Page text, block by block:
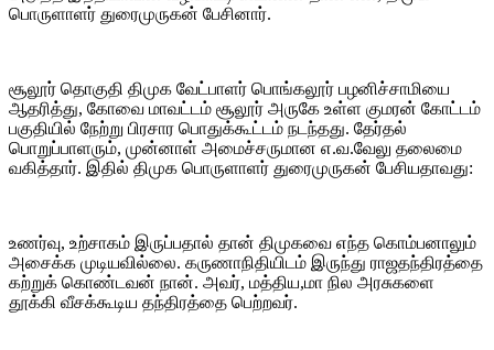
பொருளாளர் துரைமுருகன் பேசினார்.
சூலூர் தொகுதி திமுக வேட்பாளர் பொங்கலூர் பழனிச்சாமியை
ஆதரித்து, கோவை மாவட்டம் சூலூர் அருகே உள்ள குமரன் கோட்டம்
பகுதியில் நேற்று பிரசார பொதுக்கூட்டம் நடந்தது. தேர்தல்
பொறுப்பாளரும், முன்னாள் அமைச்சருமான எ.வ.வேலு தலைமை
வகித்தார். இதில் திமுக பொருளாளர் துரைமுருகன் பேசியதாவது:
உணர்வு, உற்சாகம் இருப்பதால் தான் திமுகவை எந்த கொம்பனாலும்
அசைக்க முடியவில்லை. கருணாநிதியிடம் இருந்து ராஜதந்திரத்தை
கற்றுக் கொண்டவன் நான். அவர், மத்திய,மா நில அரசுகளை
தூக்கி வீசக்கூடிய தந்திரத்தை பெற்றவர்.